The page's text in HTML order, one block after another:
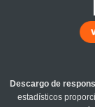
Descargo de
estadísticos